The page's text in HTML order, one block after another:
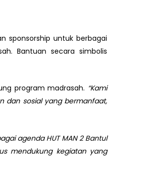
sponsorship untuk berbagai
Bantuan secara simbolis
program madrasah. “Kami
dan sosial yang bermanfaat,
agenda HUT MAN 2 Bantul
mendukung kegiatan yang